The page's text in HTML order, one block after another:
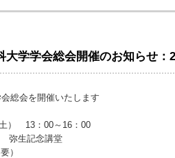
学学会総会開催のお知らせ：
総会を開催いたします
） 13：00～16：00
弥生記念講堂
）